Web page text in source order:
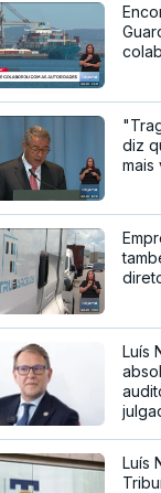
diz
mais
Luís
Luís